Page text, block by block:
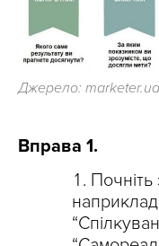
Джерело: marketer.ua
Вправа 1.